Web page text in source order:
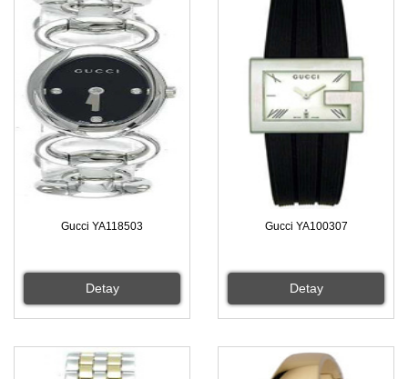
Gucci YA118503
Detay
Gucci YA100307
Detay